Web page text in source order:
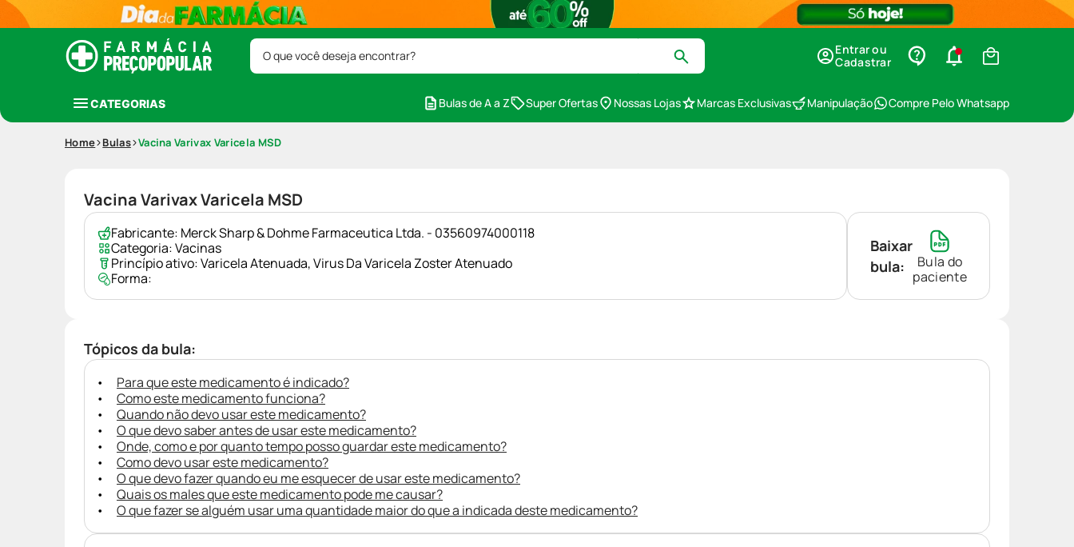
O que você deseja encontrar?
Entrar ou
Cadastrar
CATEGORIAS Bulas de A a Z Super Ofertas Nossas Lojas Marcas Exclusivas Manipulação Compre Pelo Whatsapp
Home Bulas Vacina Varivax Varicela MSD
Vacina Varivax Varicela MSD
Fabricante: Merck Sharp & Dohme Farmaceutica Ltda. - 03560974000118
Categoria:Vacinas
Princípio ativo:Varicela Atenuada,Virus Da Varicela Zoster Atenuado
Forma:
Baixar
bula:
Bula do
paciente
Tópicos da bula:
Para que este medicamento é indicado?
Como este medicamento funciona?
Quando não devo usar este medicamento?
O que devo saber antes de usar este medicamento?
Onde, como e por quanto tempo posso guardar este medicamento?
Como devo usar este medicamento?
O que devo fazer quando eu me esquecer de usar este medicamento?
Quais os males que este medicamento pode me causar?
O que fazer se alguém usar uma quantidade maior do que a indicada deste medicamento?